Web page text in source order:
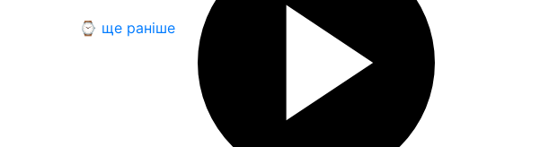
⌚ ще раніше